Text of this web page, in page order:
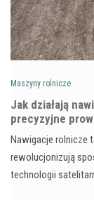
Maszyny rolnicze
Jak działają
precyzyjne
Nawigacje rolnicze
rewolucjonizują
technologii